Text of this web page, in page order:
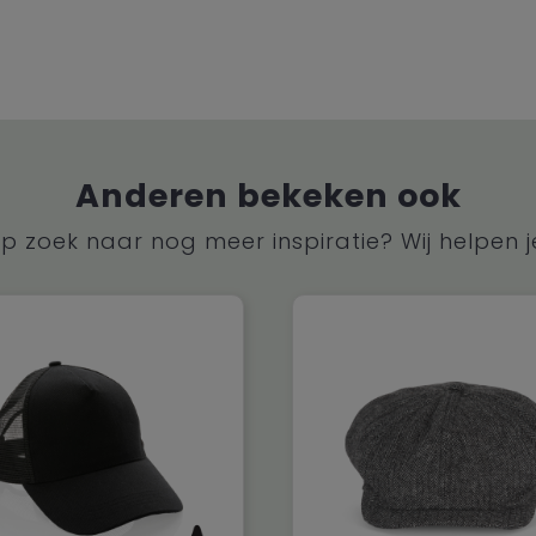
Anderen bekeken ook
zoek naar nog meer inspiratie? Wij helpen